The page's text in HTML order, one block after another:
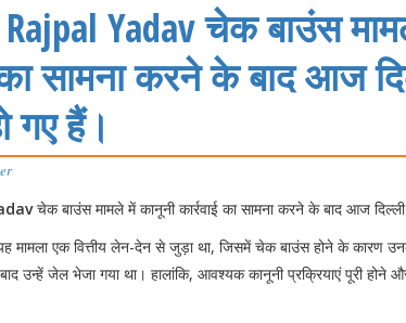
Yadav चेक बाउंस
का सामना करने के बाद आज
गए हैं।
चेक बाउंस मामले में कानूनी कार्रवाई का सामना करने के बाद आज
यह मामला एक वित्तीय लेन-देन से जुड़ा था, जिसमें चेक बाउंस होने के कारण
उन्हें जेल भेजा गया था। हालांकि, आवश्यक कानूनी प्रक्रियाएं पूरी होने